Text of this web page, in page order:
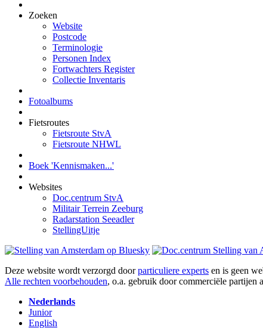
Zoeken
Website
Postcode
Terminologie
Personen Index
Fortwachters Register
Collectie Inventaris
Fotoalbums
Fietsroutes
Fietsroute StvA
Fietsroute NHWL
Boek 'Kennismaken...'
Websites
Doc.centrum StvA
Militair Terrein Zeeburg
Radarstation Seeadler
StellingUitje
Deze website wordt verzorgd doorparticuliere experts en is geen
Alle rechten voorbehouden, o.a. gebruik door commerciële partijen
Nederlands
Junior
English